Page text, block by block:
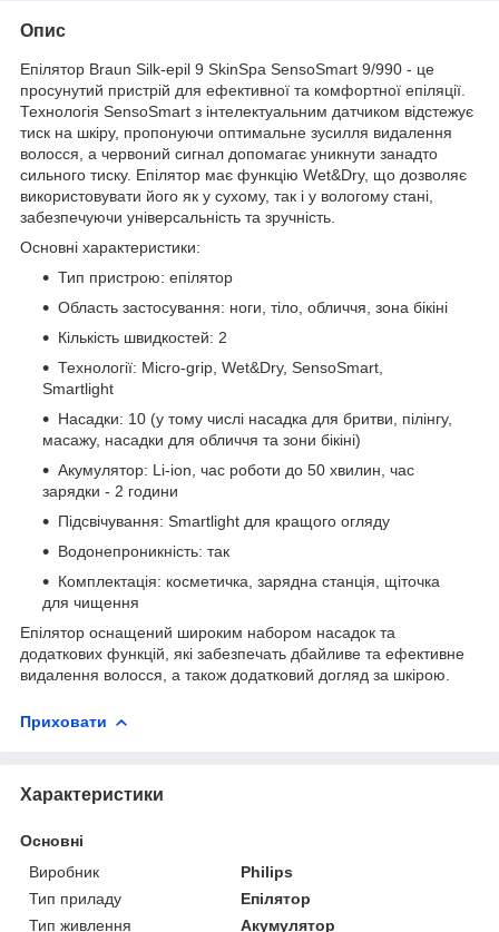
Опис
Епілятор Braun Silk-epil 9 SkinSpa SensoSmart 9/990 - це
просунутий пристрій для ефективної та комфортної епіляції.
Технологія SensoSmart з інтелектуальним датчиком відстежує
тиск на шкіру, пропонуючи оптимальне зусилля видалення
волосся, а червоний сигнал допомагає уникнути занадто
сильного тиску. Епілятор має функцію Wet&Dry, що дозволяє
використовувати його як у сухому, так і у вологому стані,
забезпечуючи універсальність та зручність.
Основні характеристики:
Тип пристрою: епілятор
Область застосування: ноги, тіло, обличчя, зона бікіні
Кількість швидкостей: 2
Технології: Micro-grip, Wet&Dry, SensoSmart,
Smartlight
Насадки: 10 (у тому числі насадка для бритви, пілінгу,
масажу, насадки для обличчя та зони бікіні)
Акумулятор: Li-ion, час роботи до 50 хвилин, час
зарядки - 2 години
Підсвічування: Smartlight для кращого огляду
Водонепроникність: так
Комплектація: косметичка, зарядна станція, щіточка
для чищення
Епілятор оснащений широким набором насадок та
додаткових функцій, які забезпечать дбайливе та ефективне
видалення волосся, а також додатковий догляд за шкірою.
Приховати
Характеристики
Основні
Виробник
Philips
Тип приладу
Епілятор
Тип живлення
Акумулятор